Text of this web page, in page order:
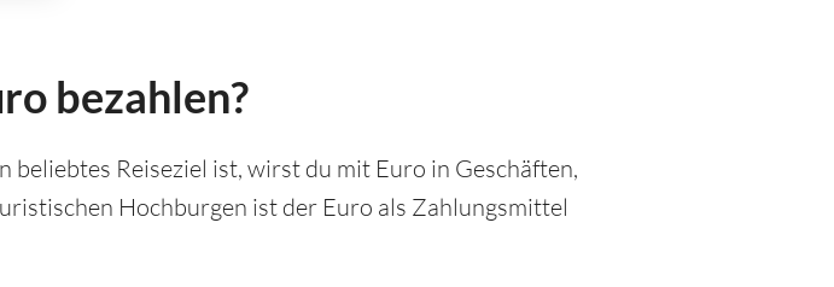
bezahlen?
Reiseziel ist, wirst du mit Euro in Geschäften,
Hochburgen ist der Euro als Zahlungsmittel